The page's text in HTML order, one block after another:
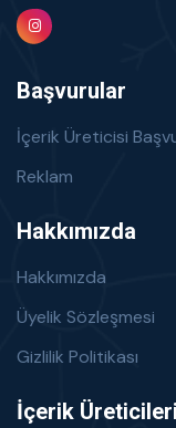
Başvurular
İçerik Üreticisi
Reklam
Hakkımızda
Hakkımızda
Üyelik Sözleşmesi
Gizlilik Politikası
İçerik